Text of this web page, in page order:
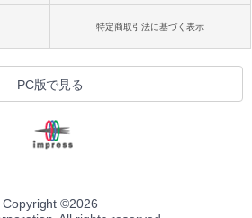
特定商取引法に基づく表示
PC版で見る
Copyright ©2026